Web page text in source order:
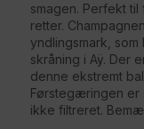
smagen. Perfekt
retter.
yndlingsmark,
skråning i Aÿ. Der
denne ekstremt
Førstegæringen er
ikke filtreret.